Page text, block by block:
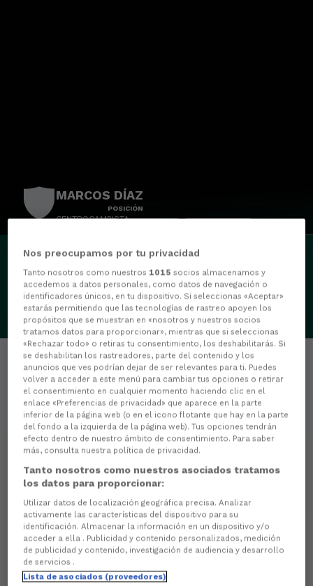
MARCOS DÍAZ
POSICIÓN
CENTROCAMPISTA
0 0
Estatísticas
0
0
0
Nos preocupamos por tu privacidad
Tanto nosotros como nuestros 1015 socios almacenamos y
accedemos a datos personales, como datos de navegación o
identificadores únicos, en tu dispositivo. Si seleccionas «Aceptar»
estarás permitiendo que las tecnologías de rastreo apoyen los
propósitos que se muestran en «nosotros y nuestros socios
tratamos datos para proporcionar», mientras que si seleccionas
«Rechazar todo» o retiras tu consentimiento, los deshabilitarás. Si
se deshabilitan los rastreadores, parte del contenido y los
anuncios que ves podrían dejar de ser relevantes para ti. Puedes
volver a acceder a este menú para cambiar tus opciones o retirar
el consentimiento en cualquier momento haciendo clic en el
enlace «Preferencias de privacidad» que aparece en la parte
inferior de la página web (o en el icono flotante que hay en la parte
del fondo a la izquierda de la página web). Tus opciones tendrán
efecto dentro de nuestro ámbito de consentimiento. Para saber
más, consulta nuestra política de privacidad.
Tanto nosotros como nuestros asociados tratamos
los datos para proporcionar:
Utilizar datos de localización geográfica precisa. Analizar
activamente las características del dispositivo para su
identificación. Almacenar la información en un dispositivo y/o
acceder a ella . Publicidad y contenido personalizados, medición
de publicidad y contenido, investigación de audiencia y desarrollo
de servicios .
Lista de asociados (proveedores)